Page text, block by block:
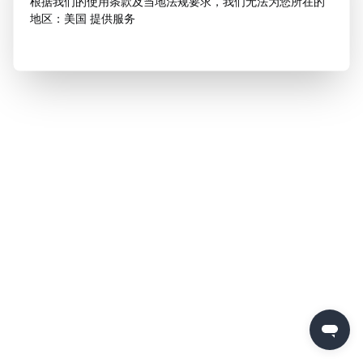
地区：美国 提供服务